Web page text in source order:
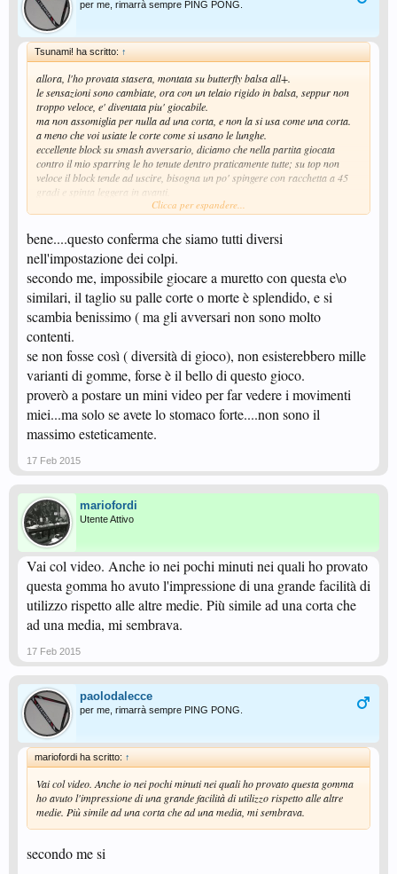
per me, rimarrà sempre PING PONG.
Tsunami! ha scritto: ↑
allora, l'ho provata stasera, montata su butterfly balsa all+.
le sensazioni sono cambiate, ora con un telaio rigido in balsa, seppur non
troppo veloce, e' diventata piu' giocabile.
ma non assomiglia per nulla ad una corta, e non la si usa come una corta.
a meno che voi usiate le corte come si usano le lunghe.
eccellente block su smash avversario, diciamo che nella partita giocata
contro il mio sparring le ho tenute dentro praticamente tutte; su top non
veloce il block tende ad uscire, bisogna un po' spingere con racchetta a 45
gradi e spinta leggera in avanti.
l'apertura di puntino con movimento *normale* da liscia e' difficile, finita la
racchetta verticale e manico verso l'alto, alla... puntino lungo, me ne sono
entrati il 90%, micidiali e tutti imprendibili : punto pressoche' assicurato,
anche su risposta al servizio, ma con una corta non fai 'ste cose o
perlomeno non le fai cosi'.
sullo scambio, se la palla e' lenta e tagli sotto la palla tende ad uscire lunga,
devi fare gioco quasi a muretto, ne escono palle fastidiose.
ma non e' il tipo di gioco che mi piace, preferisco il puntino corto e giocare
come si gioca col puntino corto.
Clicca per espandere...
bene....questo conferma che siamo tutti diversi
nell'impostazione dei colpi.
secondo me, impossibile giocare a muretto con questa e\o
similari, il taglio su palle corte o morte è splendido, e si
scambia benissimo ( ma gli avversari non sono molto
contenti.
se non fosse così ( diversità di gioco), non esisterebbero mille
varianti di gomme, forse è il bello di questo gioco.
proverò a postare un mini video per far vedere i movimenti
miei...ma solo se avete lo stomaco forte....non sono il
massimo esteticamente.
17 Feb 2015
mariofordi
Utente Attivo
Vai col video. Anche io nei pochi minuti nei quali ho provato
questa gomma ho avuto l'impressione di una grande facilità di
utilizzo rispetto alle altre medie. Più simile ad una corta che
ad una media, mi sembrava.
17 Feb 2015
paolodalecce
per me, rimarrà sempre PING PONG.
mariofordi ha scritto: ↑
Vai col video. Anche io nei pochi minuti nei quali ho provato questa gomma
ho avuto l'impressione di una grande facilità di utilizzo rispetto alle altre
medie. Più simile ad una corta che ad una media, mi sembrava.
secondo me si